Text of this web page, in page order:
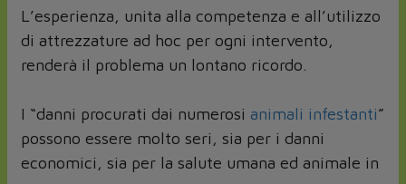
L’esperienza, unita alla competenza e all’utilizzo
di attrezzature ad hoc per ogni intervento,
renderà il problema un lontano ricordo.
I “danni procurati dai numerosi animali infestanti”
possono essere molto seri, sia per i danni
economici, sia per la salute umana ed animale in